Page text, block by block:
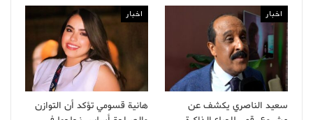
اخبار
سعيد الناصري يكشف عن
اخبار
هانية قسومي تؤكد أن التوازن